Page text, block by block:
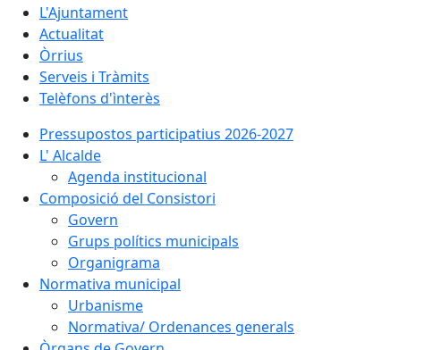
L'Ajuntament
Actualitat
Òrrius
Serveis i Tràmits
Telèfons d'ìnterès
Pressupostos participatius 2026-2027
L' Alcalde
Agenda institucional
Composició del Consistori
Govern
Grups polítics municipals
Organigrama
Normativa municipal
Urbanisme
Normativa/ Ordenances generals